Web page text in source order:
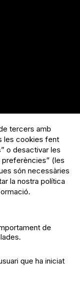
activitats
tercers amb
les cookies fent
o desactivar les
(les
són necessàries
la nostra política
de
que ha iniciat